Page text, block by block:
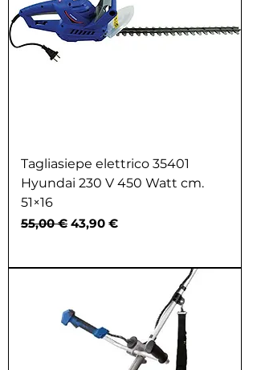
Tagliasiepe elettrico 35401
Hyundai 230 V 450 Watt cm.
51×16
Prezzo regolare
55,00 € Prezzo scontato
43,90 €